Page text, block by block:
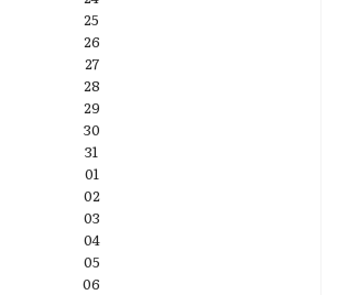
25
26
27
28
29
30
31
01
02
03
04
05
06